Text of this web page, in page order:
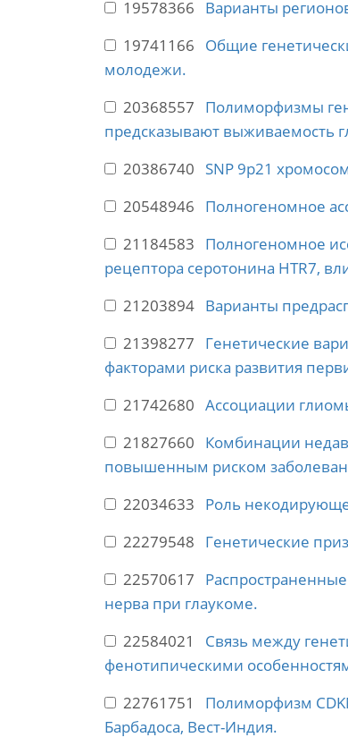
19578366 Варианты
19741166 Общие
молодежи.
20368557 Полиморфизмы
предсказывают выживаемость
20386740 SNP 9p21
20548946 Полногеномное
21184583 Полногеномное
рецептора серотонина HTR7,
21203894 Варианты
21398277 Генетические
факторами риска развития
21742680 Ассоциации
21827660 Комбинации
повышенным риском
22034633 Роль
22279548 Генетические
22570617
нерва при глаукоме.
22584021 Связь между
фенотипическими
22761751 Полиморфизм
Барбадоса, Вест-Индия.